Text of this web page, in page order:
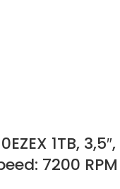
1TB, 3,5″,
7200 RPM